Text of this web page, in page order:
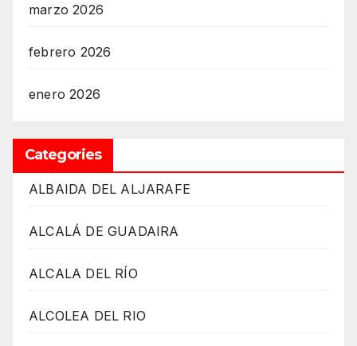
marzo 2026
febrero 2026
enero 2026
Categories
ALBAIDA DEL ALJARAFE
ALCALÁ DE GUADAIRA
ALCALA DEL RÍO
ALCOLEA DEL RIO